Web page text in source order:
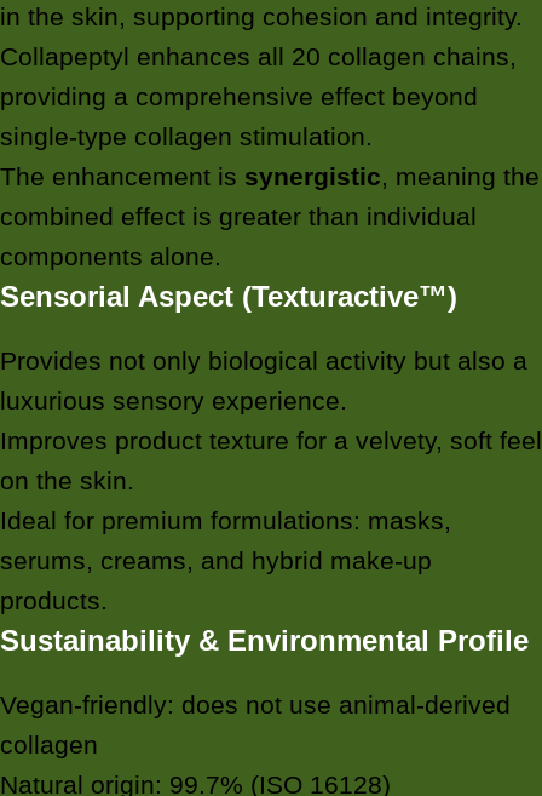
in the skin, supporting cohesion and integrity.
Collapeptyl enhances all 20 collagen chains,
providing a comprehensive effect beyond
single-type collagen stimulation.
The enhancement is synergistic, meaning the
combined effect is greater than individual
components alone.
Sensorial Aspect (Texturactive™)
Provides not only biological activity but also a
luxurious sensory experience.
Improves product texture for a velvety, soft feel
on the skin.
Ideal for premium formulations: masks,
serums, creams, and hybrid make-up
products.
Sustainability & Environmental Profile
Vegan-friendly: does not use animal-derived
collagen
Natural origin: 99.7% (ISO 16128)